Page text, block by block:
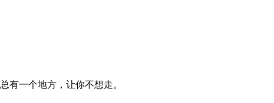
总有一个地方，让你不想走。